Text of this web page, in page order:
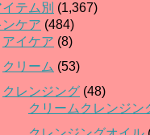
テム別 (1,367)
ンケア (484)
アイケア (8)
クリーム (53)
クレンジング (48)
クリームクレンジン